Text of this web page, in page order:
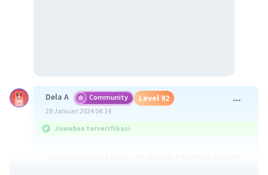
Dela A Community Level 92
28 Januari 2024 04:14
Jawaban terverifikasi